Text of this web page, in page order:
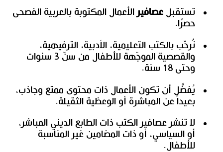
تستقبلعصافير
الأعمال المكتوبة بالعربية الفصحى
حصرًا.
نُرحّب بالكتب التعليمية، الأدبية، الترفيهية،
والقصصية الموجّهة للأطفال من سنّ 3 سنوات
وحتى 18 سنة.
يُفضَّل أن تكون الأعمال ذات محتوى ممتع وجاذب،
بعيداً عن المباشرة أو الوعظية الثقيلة.
لا تنشر عصافير الكتب ذات الطابع الديني المباشر،
أو السياسي، أو ذات المضامين غير المناسبة
للأطفال.